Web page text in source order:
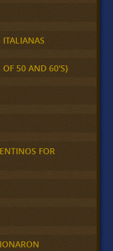
ITALIANAS
OF 50 AND 60'S}
FOR